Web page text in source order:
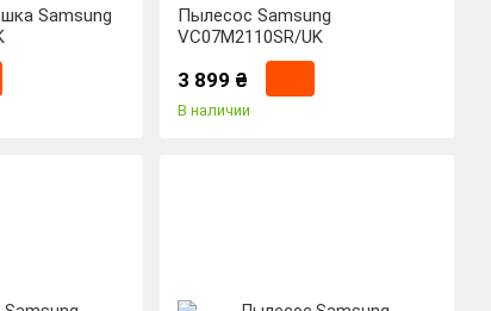
Samsung
Пылесос Samsung
VC07M2110SR/UK
3 899 ₴
В наличии